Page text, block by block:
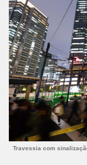
Travessia com